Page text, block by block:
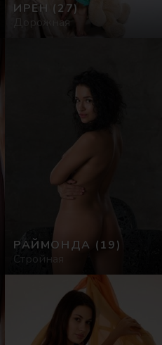
ИРЕН (27)
Дорожная
РАЙМОНДА (19)
Стройная